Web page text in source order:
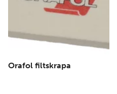
Orafol filtskrapa